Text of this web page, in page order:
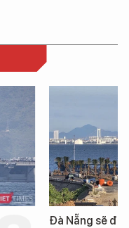
Đà Nẵng sẽ đầu tư